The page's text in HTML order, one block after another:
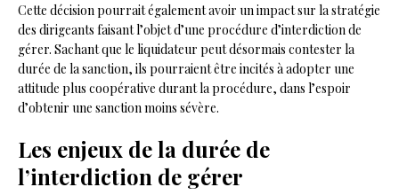
Cette décision pourrait également avoir un impact sur la stratégie
des dirigeants faisant l’objet d’une procédure d’interdiction de
gérer. Sachant que le liquidateur peut désormais contester la
durée de la sanction, ils pourraient être incités à adopter une
attitude plus coopérative durant la procédure, dans l’espoir
d’obtenir une sanction moins sévère.
Les enjeux de la durée de
l’interdiction de gérer